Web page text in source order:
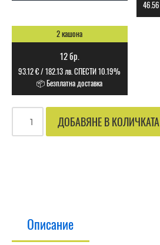
46.56
2 кашона
12 бр.
93.12€/182.13лв.СПЕСТИ 10.19%
📦 Безплатна доставка
ДОБАВЯНЕ В КОЛИЧКАТА
Описание